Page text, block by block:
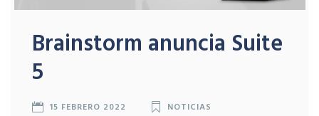
Brainstorm anuncia Suite
5
15 FEBRERO 2022 NOTICIAS